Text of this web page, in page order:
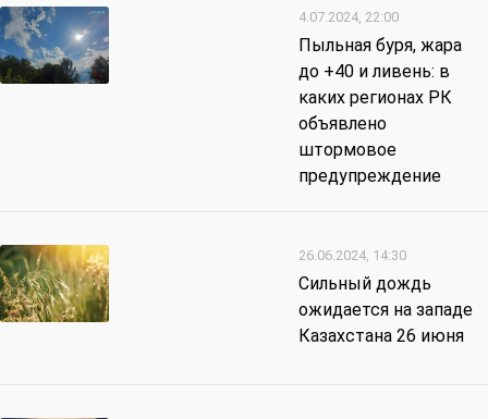
4.07.2024, 22:00
Пыльная буря, жара
до +40 и ливень: в
каких регионах РК
объявлено
штормовое
предупреждение
26.06.2024, 14:30
Сильный дождь
ожидается на западе
Казахстана 26 июня